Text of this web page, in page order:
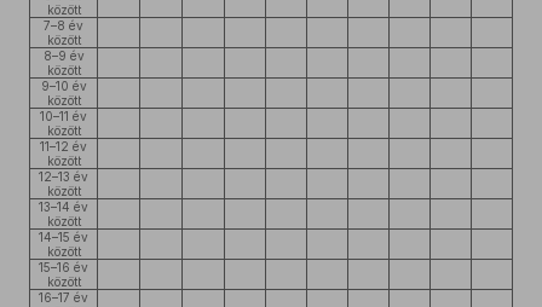
között
7–8 év
között
8–9 év
között
9–10 év
között
10–11 év
között
11–12 év
között
12–13 év
között
13–14 év
között
14–15 év
között
15–16 év
között
16–17 év